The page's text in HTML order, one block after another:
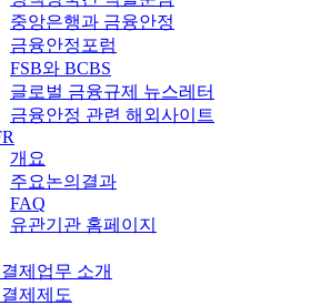
중앙은행과 금융안정
금융안정포럼
FSB와 BCBS
글로벌 금융규제 뉴스레터
금융안정 관련 해외사이트
개요
주요논의결과
FAQ
유관기관 홈페이지
제업무 소개
제제도